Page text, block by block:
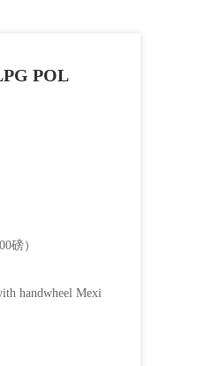
POL
磅）
handwheel Mexi